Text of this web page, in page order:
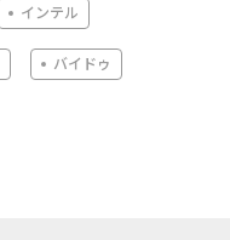
インテル
バイドゥ